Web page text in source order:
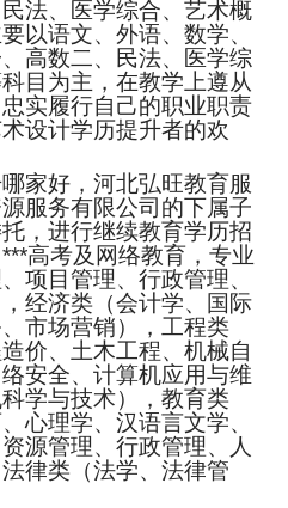
法、医学综合、艺术概
以语文、外语、数学、
高数二、民法、医学综
目为主，在教学上遵从
实履行自己的职业职责
设计学历提升者的欢
家好，河北弘旺教育服
服务有限公司的下属子
，进行继续教育学历招
高考及网络教育，专业
项目管理、行政管理、
经济类（会计学、国际
市场营销），工程类
价、土木工程、机械自
安全、计算机应用与维
学与技术），教育类
心理学、汉语言文学、
源管理、行政管理、人
律类（法学、法律管